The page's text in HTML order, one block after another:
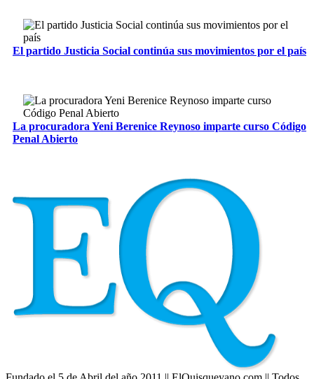
El partido Justicia Social continúa sus movimientos por el país
La procuradora Yeni Berenice Reynoso imparte curso Código
Penal Abierto